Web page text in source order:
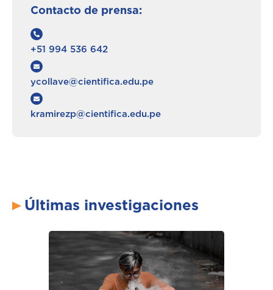
Contacto de prensa:
+51 994 536 642
ycollave@cientifica.edu.pe
kramirezp@cientifica.edu.pe
Últimas investigaciones